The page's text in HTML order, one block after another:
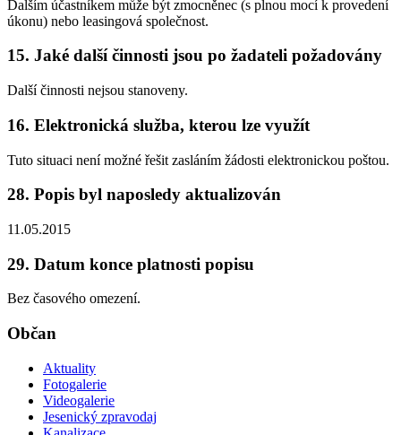
Dalším účastníkem může být zmocněnec (s plnou mocí k provedení
úkonu) nebo leasingová společnost.
15. Jaké další činnosti jsou po žadateli požadovány
Další činnosti nejsou stanoveny.
16. Elektronická služba, kterou lze využít
Tuto situaci není možné řešit zasláním žádosti elektronickou poštou.
28. Popis byl naposledy aktualizován
11.05.2015
29. Datum konce platnosti popisu
Bez časového omezení.
Občan
Aktuality
Fotogalerie
Videogalerie
Jesenický zpravodaj